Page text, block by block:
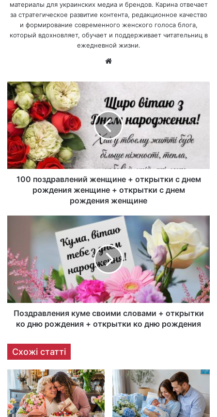
материалы для украинских медиа и брендов. Карина отвечает
за стратегическое развитие контента, редакционное качество
и формирование современного женского голоса блога,
который вдохновляет, обучает и поддерживает читательниц в
ежедневной жизни.
100 поздравлений женщине + открытки с днем
рождения женщине + открытки с днем
рождения женщине
Поздравления куме своими словами + открытки
ко дню рождения + открытки ко дню рождения
Схожі статті